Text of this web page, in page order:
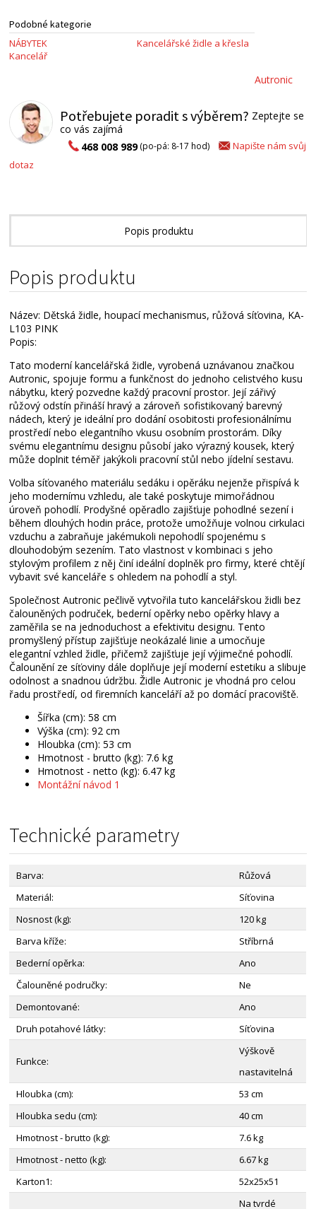
Podobné kategorie
NÁBYTEK
Kancelář
Kancelářské židle a křesla
Autronic
Potřebujete poradit s výběrem? Zeptejte se
co vás zajímá
468 008 989(po-pá: 8-17 hod)
Napište nám svůj
dotaz
Popis produktu
Alternativní zboží
Popis produktu
Název: Dětská židle, houpací mechanismus, růžová síťovina, KA-
L103 PINK
Popis:
Tato moderní kancelářská židle, vyrobená uznávanou značkou
Autronic, spojuje formu a funkčnost do jednoho celistvého kusu
nábytku, který pozvedne každý pracovní prostor. Její zářivý
růžový odstín přináší hravý a zároveň sofistikovaný barevný
nádech, který je ideální pro dodání osobitosti profesionálnímu
prostředí nebo elegantního vkusu osobním prostorám. Díky
svému elegantnímu designu působí jako výrazný kousek, který
může doplnit téměř jakýkoli pracovní stůl nebo jídelní sestavu.
Volba síťovaného materiálu sedáku i opěráku nejenže přispívá k
jeho modernímu vzhledu, ale také poskytuje mimořádnou
úroveň pohodlí. Prodyšné opěradlo zajišťuje pohodlné sezení i
během dlouhých hodin práce, protože umožňuje volnou cirkulaci
vzduchu a zabraňuje jakémukoli nepohodlí spojenému s
dlouhodobým sezením. Tato vlastnost v kombinaci s jeho
stylovým profilem z něj činí ideální doplněk pro firmy, které chtějí
vybavit své kanceláře s ohledem na pohodlí a styl.
Společnost Autronic pečlivě vytvořila tuto kancelářskou židli bez
čalouněných područek, bederní opěrky nebo opěrky hlavy a
zaměřila se na jednoduchost a efektivitu designu. Tento
promyšlený přístup zajišťuje neokázalé linie a umocňuje
elegantní vzhled židle, přičemž zajišťuje její výjimečné pohodlí.
Čalounění ze síťoviny dále doplňuje její moderní estetiku a slibuje
odolnost a snadnou údržbu. Židle Autronic je vhodná pro celou
řadu prostředí, od firemních kanceláří až po domácí pracoviště.
Šířka (cm): 58 cm
Výška (cm): 92 cm
Hloubka (cm): 53 cm
Hmotnost - brutto (kg): 7.6 kg
Hmotnost - netto (kg): 6.47 kg
Montážní návod 1
Technické parametry
Barva:
Růžová
Materiál:
Síťovina
Nosnost (kg):
120 kg
Barva kříže:
Stříbrná
Bederní opěrka:
Ano
Čalouněné područky:
Ne
Demontované:
Ano
Druh potahové látky:
Síťovina
Funkce:
Výškově
nastavitelná
Hloubka (cm):
53 cm
Hloubka sedu (cm):
40 cm
Hmotnost - brutto (kg):
7.6 kg
Hmotnost - netto (kg):
6.67 kg
Karton1:
52x25x51
Na tvrdé